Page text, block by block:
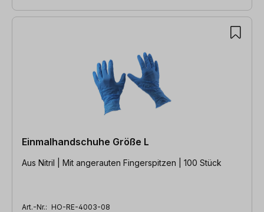
Einmalhandschuhe Größe L
Aus Nitril | Mit angerauten Fingerspitzen | 100 Stück
Art.-Nr.: HO-RE-4003-08